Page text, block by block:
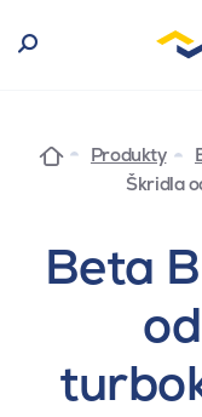
Produkty
Škridla
Beta